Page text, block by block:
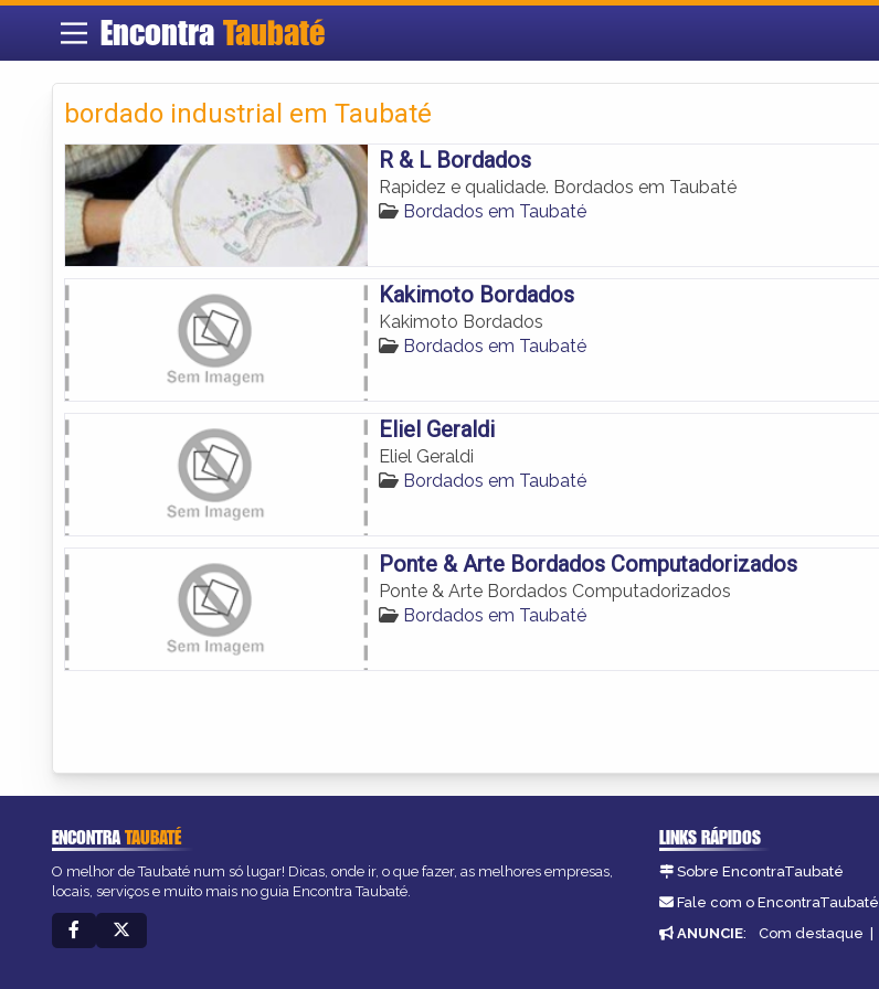
Encontra Taubaté
bordado industrial em Taubaté
R & L Bordados
Rapidez e qualidade. Bordados em Taubaté
Bordados em Taubaté
Kakimoto Bordados
Kakimoto Bordados
Bordados em Taubaté
Eliel Geraldi
Eliel Geraldi
Bordados em Taubaté
Ponte & Arte Bordados Computadorizados
Ponte & Arte Bordados Computadorizados
Bordados em Taubaté
ENCONTRATAUBATÉ
O melhor de Taubaté num só lugar! Dicas, onde ir, o que fazer, as melhores empresas,
locais, serviços e muito mais no guia Encontra Taubaté.
LINKS RÁPIDOS
Sobre EncontraTaubaté
Fale com o EncontraTaubaté
ANUNCIE: Com destaque |